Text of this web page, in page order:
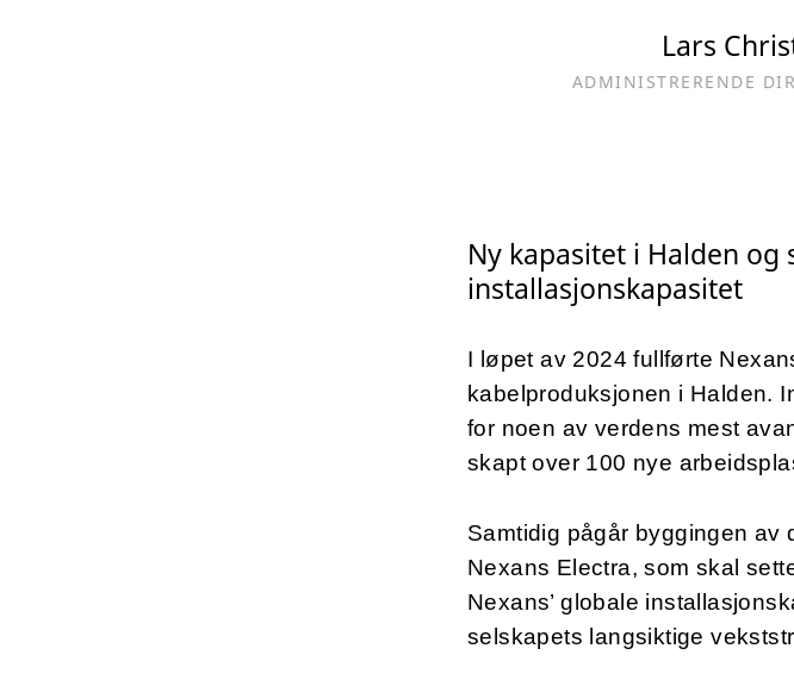
Lars
ADMINISTRERENDE
Ny kapasitet i Halden og
installasjonskapasitet
I løpet av 2024 fullførte
kabelproduksjonen i Halden.
for noen av verdens mest
skapt over 100 nye
Samtidig pågår byggingen av
Nexans Electra, som skal
Nexans’ globale
selskapets langsiktige